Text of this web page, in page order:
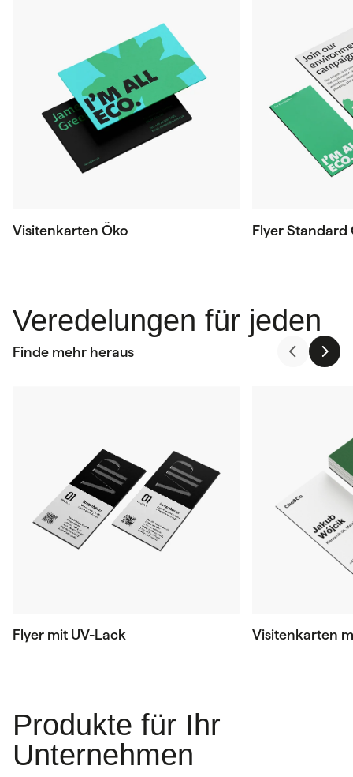
Visitenkarten Öko Flyer Standard
Veredelungen für jeden
Finde mehr heraus
Flyer mit UV-Lack Visitenkarten
Produkte für Ihr
Unternehmen